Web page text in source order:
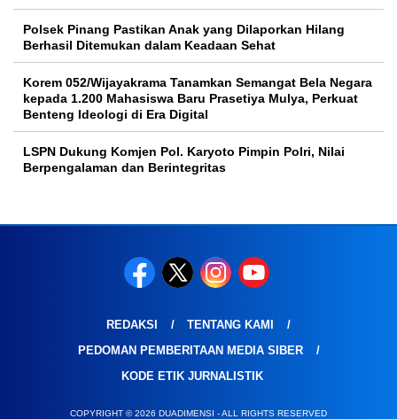
Polsek Pinang Pastikan Anak yang Dilaporkan Hilang
Berhasil Ditemukan dalam Keadaan Sehat
Korem 052/Wijayakrama Tanamkan Semangat Bela Negara
kepada 1.200 Mahasiswa Baru Prasetiya Mulya, Perkuat
Benteng Ideologi di Era Digital
LSPN Dukung Komjen Pol. Karyoto Pimpin Polri, Nilai
Berpengalaman dan Berintegritas
REDAKSI
TENTANG KAMI
PEDOMAN PEMBERITAAN MEDIA SIBER
KODE ETIK JURNALISTIK
COPYRIGHT © 2026 DUADIMENSI - ALL RIGHTS RESERVED